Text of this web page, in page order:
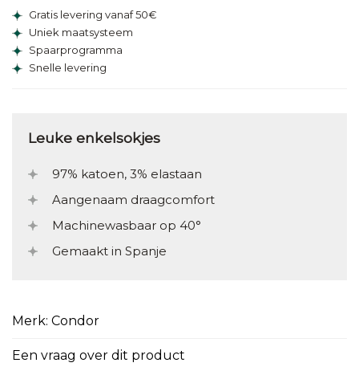
Gratis levering vanaf 50€
Uniek maatsysteem
Spaarprogramma
Snelle levering
Leuke enkelsokjes
97% katoen, 3% elastaan
Aangenaam draagcomfort
Machinewasbaar op 40°
Gemaakt in Spanje
Merk: Condor
Een vraag over dit product